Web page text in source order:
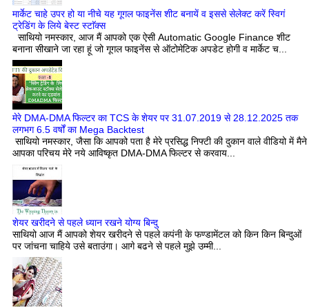
मार्केट चाहे उपर हो या नीचे यह गूगल फाइनेंस शीट बनायें व इससे सेलेक्ट करें स्विगं
ट्रेडिंग के लिये बेस्ट स्टाॅक्स
साथियो नमस्कार, आज मैं आपको एक ऐसी Automatic Google Finance शीट
बनाना सीखाने जा रहा हूं जो गूगल फाइनेंस से ऑटोमेटिक अपडेट होगी व मार्केट च...
मेरे DMA-DMA फिल्टर का TCS के शेयर पर 31.07.2019 से 28.12.2025 तक
लगभग 6.5 वर्षों का Mega Backtest
साथियो नमस्कार, जैसा कि आपको पता है मेरे प्रसिद्ध निफ्टी की दुकान वाले वीडियो में मैने
आपका परिचय मेरे नये आविष्कृत DMA-DMA फिल्टर से करवाय...
शेयर खरीदने से पहले ध्यान रखने योग्य बिन्दु
साथियो आज मैं आपको शेयर खरीदने से पहले कपंनी के फण्डामेंटल को किन किन बिन्दुओं
पर जांचना चाहिये उसे बताउंगा। आगे बढने से पहले मुझे उम्मी...